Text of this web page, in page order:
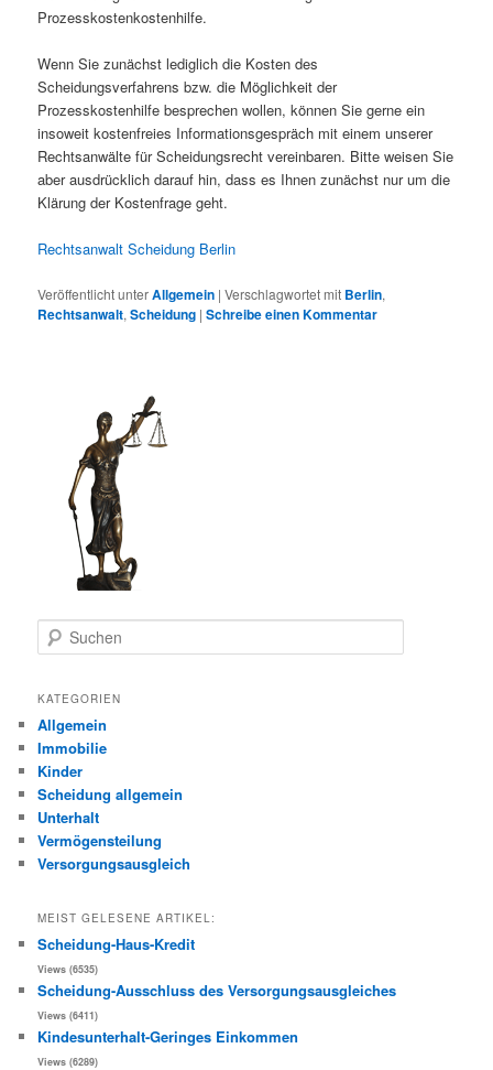
Prozesskostenkostenhilfe.
Wenn Sie zunächst lediglich die Kosten des
Scheidungsverfahrens bzw. die Möglichkeit der
Prozesskostenhilfe besprechen wollen, können Sie gerne ein
insoweit kostenfreies Informationsgespräch mit einem unserer
Rechtsanwälte für Scheidungsrecht vereinbaren. Bitte weisen Sie
aber ausdrücklich darauf hin, dass es Ihnen zunächst nur um die
Klärung der Kostenfrage geht.
Rechtsanwalt Scheidung Berlin
Veröffentlicht unterAllgemein |Verschlagwortet mit Berlin,
Rechtsanwalt,Scheidung |Schreibe einen Kommentar
u
h
n
KATEGORIEN
Allgemein
Immobilie
Kinder
Scheidung allgemein
Unterhalt
Vermögensteilung
Versorgungsausgleich
MEIST GELESENE ARTIKEL:
Scheidung-Haus-Kredit
Views (6535)
Scheidung-Ausschluss des Versorgungsausgleiches
Views (6411)
Kindesunterhalt-Geringes Einkommen
Views (6289)